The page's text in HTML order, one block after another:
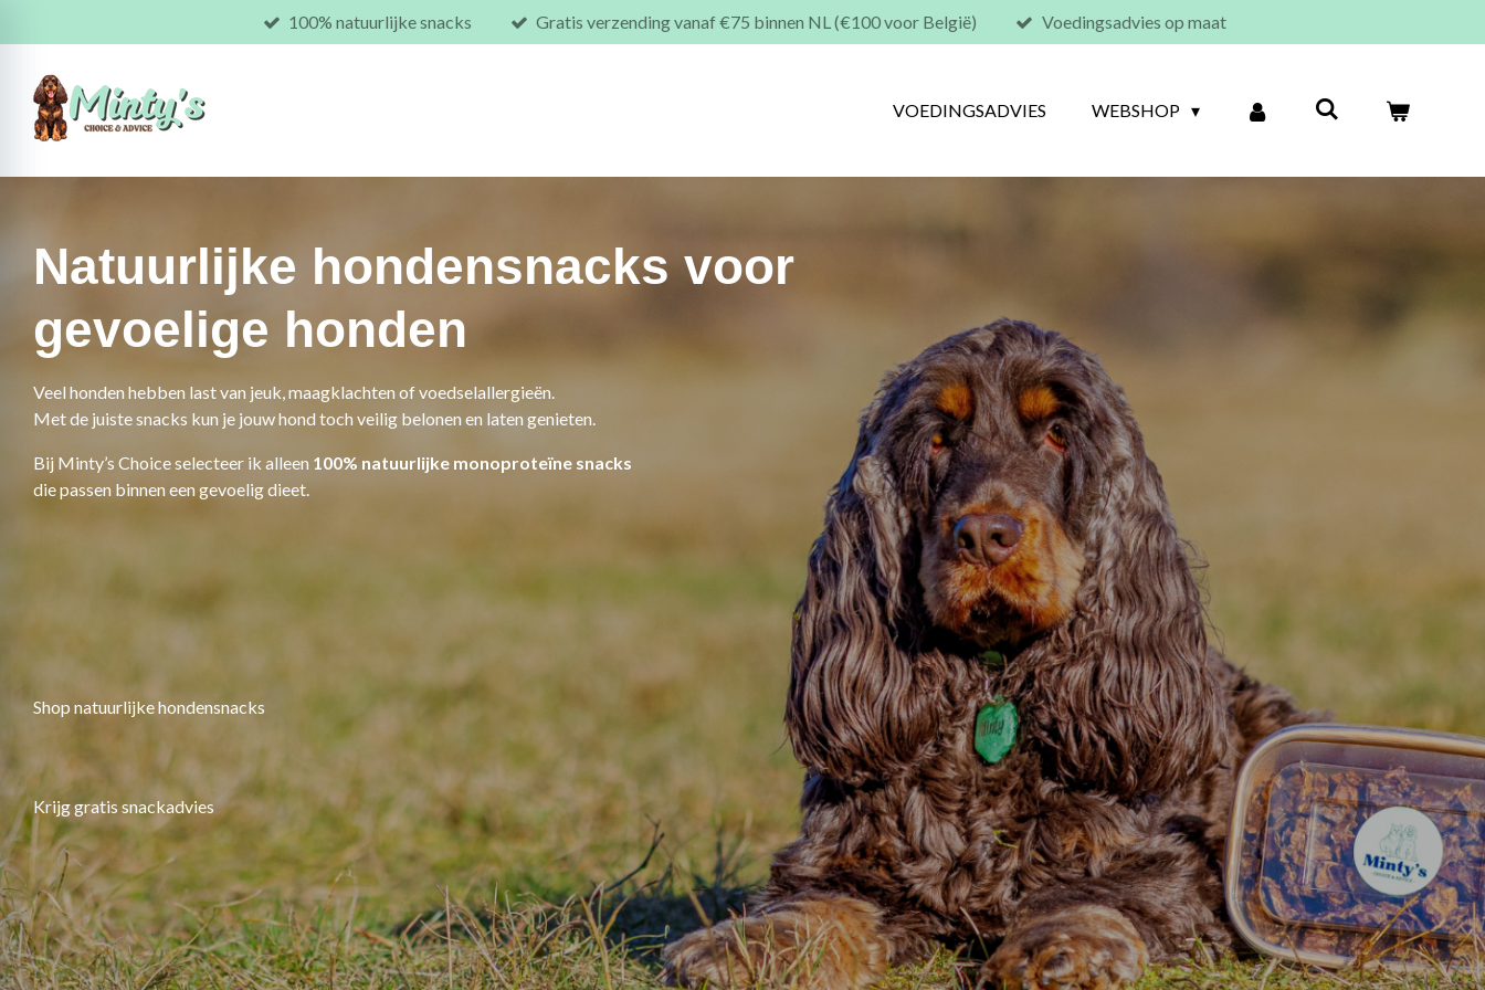
direct
naar
hoofdinhoud
100% natuurlijke snacks Gratis verzending vanaf €75 binnen NL (€100 voor België) Voedingsadvies op maat
VOEDINGSADVIES WEBSHOP
Natuurlijke hondensnacks voor
gevoelige honden
Veel honden hebben last van jeuk, maagklachten of voedselallergieën.
Met de juiste snacks kun je jouw hond toch veilig belonen en laten genieten.
Bij Minty’s Choice selecteer ik alleen 100% natuurlijke monoproteïne snacks
die passen binnen een gevoelig dieet.
Shop natuurlijke hondensnacks
Krijg gratis snackadvies